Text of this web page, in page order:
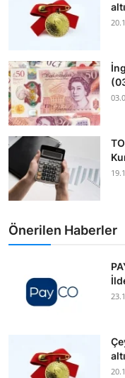
Önerilen Haberler